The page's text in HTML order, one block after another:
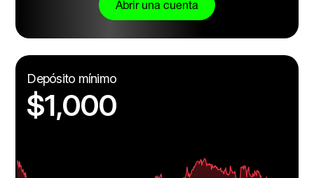
Abrir una cuenta
Depósito mínimo
$1,000